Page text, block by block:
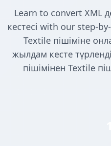
Learn to convert XML
кестесі with our step-
Textile пішіміне
жылдам кесте
пішімінен Textile